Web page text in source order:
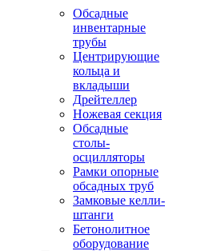
Обсадные
инвентарные
трубы
Центрирующие
кольца и
вкладыши
Дрейтеллер
Ножевая секция
Обсадные
столы-
осцилляторы
Рамки опорные
обсадных труб
Замковые келли-
штанги
Бетонолитное
оборудование